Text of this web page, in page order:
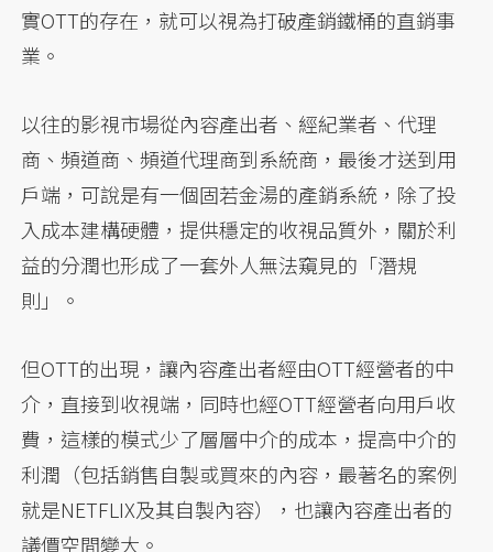
實OTT的存在，就可以視為打破產銷鐵桶的直銷事
業。
以往的影視市場從內容產出者、經紀業者、代理
商、頻道商、頻道代理商到系統商，最後才送到用
戶端，可說是有一個固若金湯的產銷系統，除了投
入成本建構硬體，提供穩定的收視品質外，關於利
益的分潤也形成了一套外人無法窺見的「潛規
則」。
但OTT的出現，讓內容產出者經由OTT經營者的中
介，直接到收視端，同時也經OTT經營者向用戶收
費，這樣的模式少了層層中介的成本，提高中介的
利潤（包括銷售自製或買來的內容，最著名的案例
就是NETFLIX及其自製內容），也讓內容產出者的
議價空間變大。